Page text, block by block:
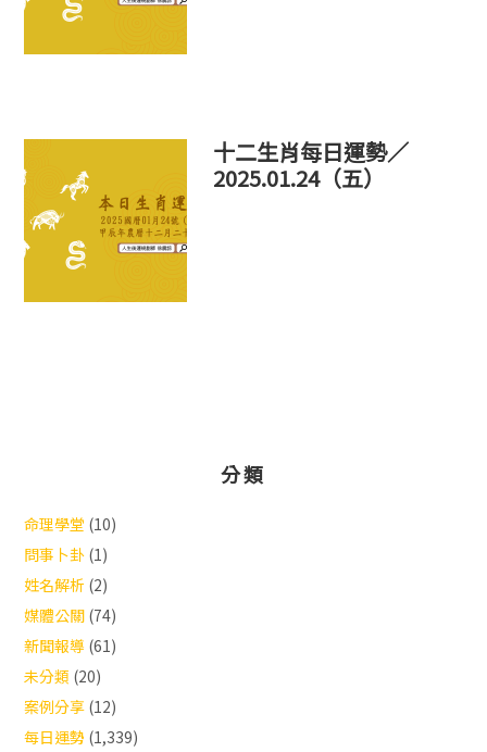
十二生肖每日運勢／
2025.01.24（五）
分類
命理學堂 (10)
問事卜卦 (1)
姓名解析 (2)
媒體公關 (74)
新聞報導 (61)
未分類 (20)
案例分享 (12)
每日運勢 (1,339)